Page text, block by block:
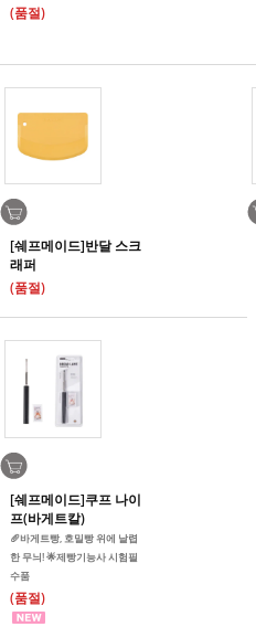
(품절)
[쉐프메이드]반달 스크
래퍼
(품절)
[쉐프메이드]쿠프 나이
프(바게트칼)
🥖바게트빵, 호밀빵 위에 날렵
한 무늬! 🌟제빵기능사 시험필
수품
(품절)